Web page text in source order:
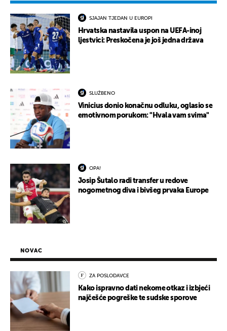
SJAJAN TJEDAN U EUROPI
Hrvatska nastavila uspon na UEFA-inoj
ljestvici: Preskočena je još jedna država
SLUŽBENO
Vinicius donio konačnu odluku, oglasio se
emotivnom porukom: "Hvala vam svima"
OPA!
Josip Šutalo radi transfer u redove
nogometnog diva i bivšeg prvaka Europe
NOVAC
ZA POSLODAVCE
Kako ispravno dati nekome otkaz i izbjeći
najčešće pogreške te sudske sporove